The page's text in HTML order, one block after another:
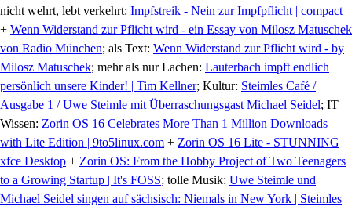
nicht wehrt, lebt verkehrt: Impfstreik - Nein zur Impfpflicht | compact
+ Wenn Widerstand zur Pflicht wird - ein Essay von Milosz Matuschek
von Radio München; als Text: Wenn Widerstand zur Pflicht wird - by
Milosz Matuschek; mehr als nur Lachen: Lauterbach impft endlich
persönlich unsere Kinder! | Tim Kellner; Kultur: Steimles Café /
Ausgabe 1 / Uwe Steimle mit Überraschungsgast Michael Seidel; IT
Wissen: Zorin OS 16 Celebrates More Than 1 Million Downloads
with Lite Edition | 9to5linux.com + Zorin OS 16 Lite - STUNNING
xfce Desktop + Zorin OS: From the Hobby Project of Two Teenagers
to a Growing Startup | It's FOSS; tolle Musik: Uwe Steimle und
Michael Seidel singen auf sächsisch: Niemals in New York | Steimles